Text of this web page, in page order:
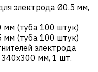
электрода Ø0.5 мм,
мм (туба 100 штук)
мм (туба 100 штук)
электрода
мм, 1 шт.